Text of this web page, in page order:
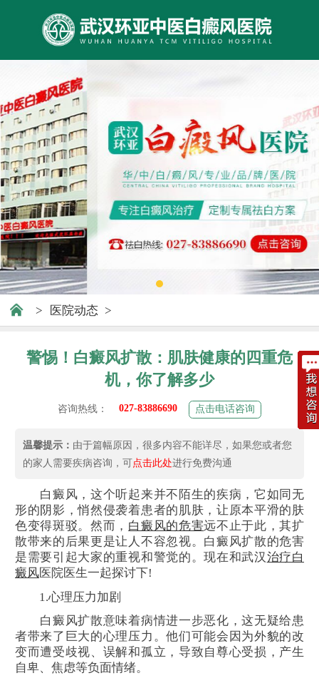
> 医院动态 >
警惕！白癜风扩散：肌肤健康的四重危
机，你了解多少
咨询热线： 027-83886690 点击电话咨询
温馨提示： 由于篇幅原因，很多内容不能详尽，如果您或者您
的家人需要疾病咨询，可点击此处进行免费沟通
白癜风，这个听起来并不陌生的疾病，它如同无
形的阴影，悄然侵袭着患者的肌肤，让原本平滑的肤
色变得斑驳。然而， 白癜风的危害远不止于此，其扩
散带来的后果更是让人不容忽视。白癜风扩散的危害
是需要引起大家的重视和警觉的。现在和武汉治疗白
癜风医院医生一起探讨下!
1.心理压力加剧
白癜风扩散意味着病情进一步恶化，这无疑给患
者带来了巨大的心理压力。他们可能会因为外貌的改
变而遭受歧视、误解和孤立，导致自尊心受损，产生
自卑、焦虑等负面情绪。